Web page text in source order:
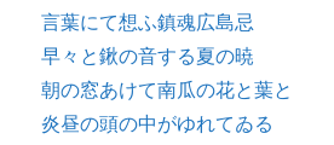
言葉にて想ふ鎮魂広島忌
早々と鍬の音する夏の暁
朝の窓あけて南瓜の花と葉と
炎昼の頭の中がゆれてゐる